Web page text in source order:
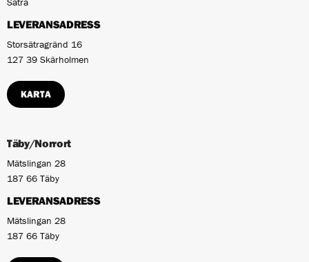
LEVERANSADRESS
Storsätragränd 16
127 39 Skärholmen
KARTA
Täby/Norrort
Mätslingan 28
187 66 Täby
LEVERANSADRESS
Mätslingan 28
187 66 Täby